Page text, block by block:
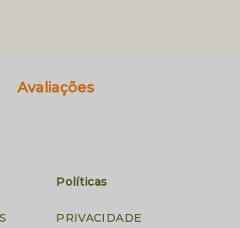
Avaliações
Políticas
PRIVACIDADE